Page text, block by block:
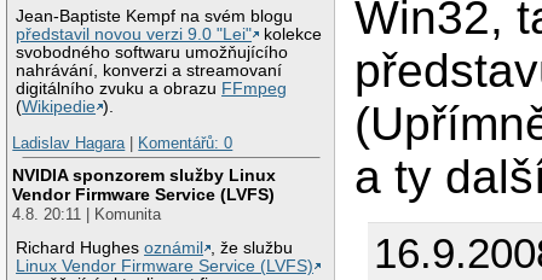
Jean-Baptiste Kempf na svém blogu
představil novou verzi 9.0 "Lei"
kolekce
svobodného softwaru umožňujícího
nahrávání, konverzi a streamovaní
digitálního zvuku a obrazu FFmpeg
(Wikipedie ).
Ladislav Hagara| Komentářů: 0
NVIDIA sponzorem služby Linux
Vendor Firmware Service (LVFS)
4.8. 20:11 | Komunita
Richard Hughesoznámil
, že službu
Linux Vendor Firmware Service (LVFS)
Win32,
a ty